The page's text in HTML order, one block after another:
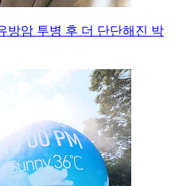
방암 투병 후 더 단단해진 박